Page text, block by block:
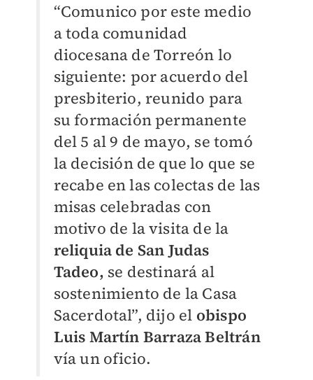
“Comunico por este medio
a toda comunidad
diocesana de Torreón lo
siguiente: por acuerdo del
presbiterio, reunido para
su formación permanente
del 5 al 9 de mayo, se tomó
la decisión de que lo que se
recabe en las colectas de las
misas celebradas con
motivo de la visita de la
reliquia de San Judas
Tadeo, se destinará al
sostenimiento de la Casa
Sacerdotal”, dijo el obispo
Luis Martín Barraza Beltrán
vía un oficio.